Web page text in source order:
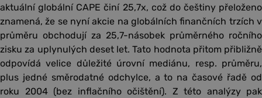
aktuální globální CAPE činí 25,7x, což do češtiny přeloženo
znamená, že se nyní akcie na globálních finančních trzích v
průměru obchodují za 25,7-násobek průměrného ročního
zisku za uplynulých deset let. Tato hodnota přitom přibližně
odpovídá velice důležité úrovní mediánu, resp. průměru,
plus jedné směrodatné odchylce, a to na časové řadě od
roku 2004 (bez inflačního očištění). Z této analýzy pak